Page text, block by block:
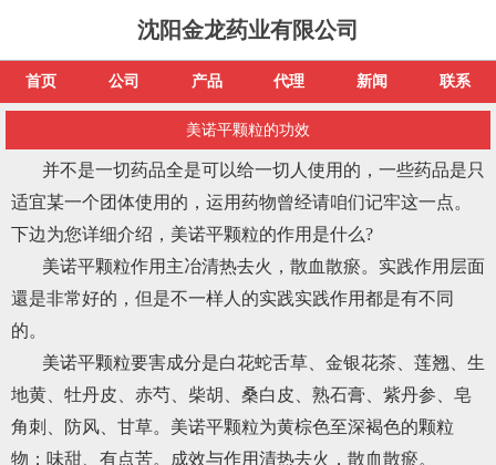
沈阳金龙药业有限公司
首页 公司 产品 代理 新闻 联系
美诺平颗粒的功效
并不是一切药品全是可以给一切人使用的，一些药品是只
适宜某一个团体使用的，运用药物曾经请咱们记牢这一点。
下边为您详细介绍，美诺平颗粒的作用是什么?
美诺平颗粒作用主冶清热去火，散血散瘀。实践作用层面
還是非常好的，但是不一样人的实践实践作用都是有不同
的。
美诺平颗粒要害成分是白花蛇舌草、金银花茶、莲翘、生
地黄、牡丹皮、赤芍、柴胡、桑白皮、熟石膏、紫丹参、皂
角刺、防风、甘草。美诺平颗粒为黄棕色至深褐色的颗粒
物；味甜、有点苦。成效与作用清热去火，散血散瘀。